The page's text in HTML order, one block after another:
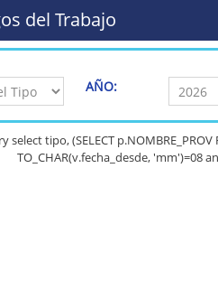
del Trabajo
AÑO:
tipo, (SELECT
TO_CHAR(v.fecha_desde, 'mm')=08